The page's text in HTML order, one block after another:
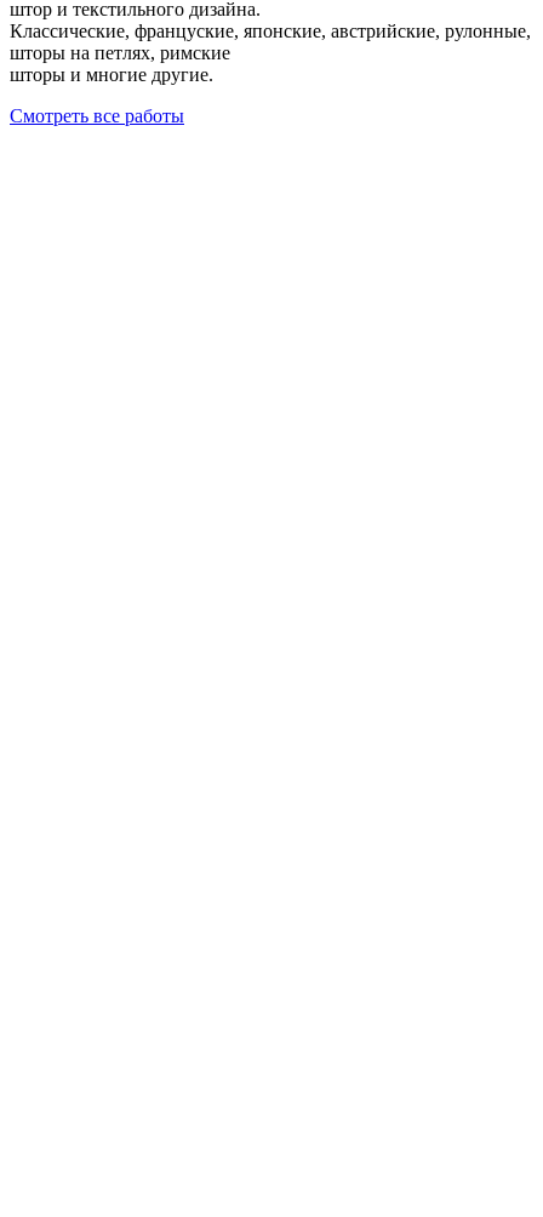
штор и текстильного дизайна.
Классические, француские, японские, австрийские, рулонные,
шторы на петлях, римские
шторы и многие другие.
Смотреть все работы